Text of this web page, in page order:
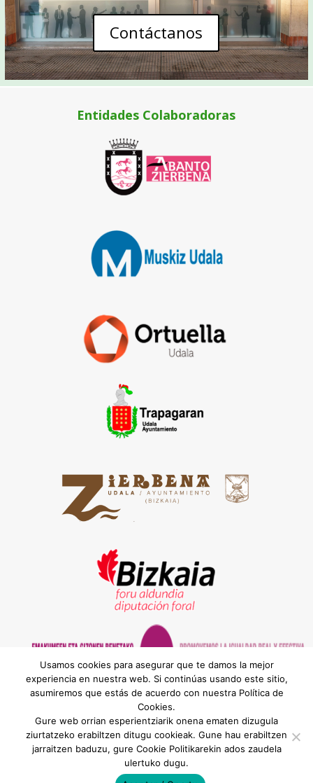
Contáctanos
Entidades Colaboradoras
® MEATZALDEKO BEHARGINTZA, S.L. | Bilbao
Hiribidea, 10 - Behea. Euskaldunberri Plaza. Ortuella
(Bizkaia) | 944044958 | oficinas@behargintza-
zm.com
Lege Oharra//Política de Cookies
Usamos cookies para asegurar que te damos la mejor
experiencia en nuestra web. Si continúas usando este sitio,
asumiremos que estás de acuerdo con nuestra Política de
Cookies.
Gure web orrian esperientziarik onena ematen dizugula
ziurtatzeko erabiltzen ditugu cookieak. Gune hau erabiltzen
jarraitzen baduzu, gure Cookie Politikarekin ados zaudela
ulertuko dugu.